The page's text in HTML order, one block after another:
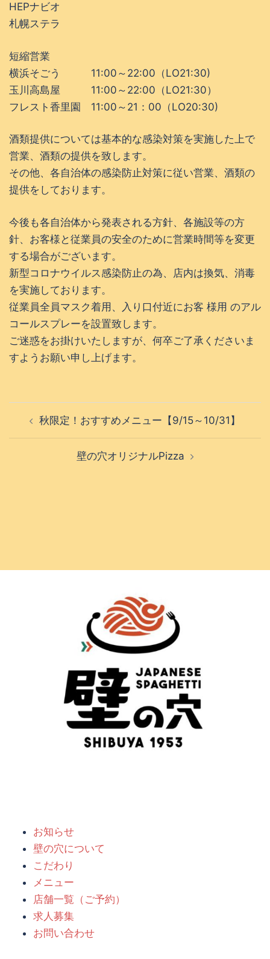
HEPナビオ
札幌ステラ
短縮営業
横浜そごう 11:00～22:00（LO21:30)
玉川高島屋 11:00～22:00（LO21:30）
フレスト香里園 11:00～21：00（LO20:30)
酒類提供については基本的な感染対策を実施した上で
営業、酒類の提供を致します。
その他、各自治体の感染防止対策に従い営業、酒類の
提供をしております。
今後も各自治体から発表される方針、各施設等の方
針、お客様と従業員の安全のために営業時間等を変更
する場合がございます。
新型コロナウイルス感染防止の為、店内は換気、消毒
を実施しております。
従業員全員マスク着用、入り口付近にお客 様用 のアル
コールスプレーを設置致します。
ご迷惑をお掛けいたしますが、何卒ご了承くださいま
すようお願い申し上げます。
ナ
秋限定！おすすめメニュー【9/15～10/31】
壁の穴オリジナルPizza
お知らせ
壁の穴について
こだわり
メニュー
店舗一覧（ご予約）
求人募集
お問い合わせ